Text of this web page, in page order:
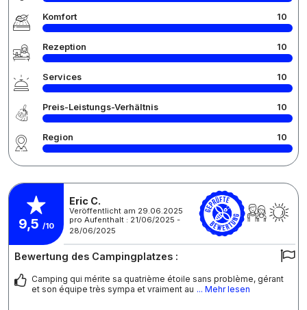
Komfort 10
Rezeption 10
Services 10
Preis-Leistungs-Verhältnis 10
Region 10
9,5 /10
Eric C.
Veröffentlicht am 29.06.2025
pro Aufenthalt : 21/06/2025 -
28/06/2025
Bewertung des Campingplatzes :
Camping qui mérite sa quatrième étoile sans problème, gérant
et son équipe très sympa et vraiment au ... Mehr lesen